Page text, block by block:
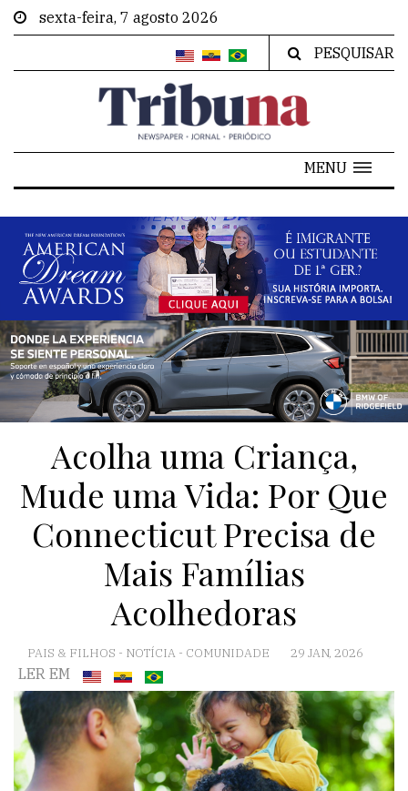
sexta-feira, 7 agosto 2026
PESQUISAR
MENU
Acolha uma Criança,
Mude uma Vida: Por Que
Connecticut Precisa de
Mais Famílias
Acolhedoras
PAIS & FILHOS - NOTÍCIA - COMUNIDADE 29 JAN, 2026
LER EM